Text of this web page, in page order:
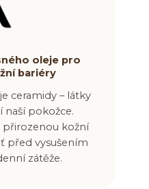
oleje pro
bariéry
ceramidy – látky
naší pokožce.
přirozenou kožní
před vysušením
zátěže.